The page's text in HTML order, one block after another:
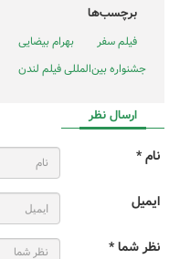
برچسب‌ها
فیلم سفر بهرام بیضایی
جشنواره بین‌المللی فیلم لندن
ارسال نظر
نام *
ایمیل
نظر شما *